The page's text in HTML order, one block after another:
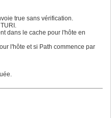
si aucune traduction
initialisé et que la clé
Arr)
0 then
1 then
true sans vérification.
dans le cache pour l'hôte en
l'hôte et si Path commence par